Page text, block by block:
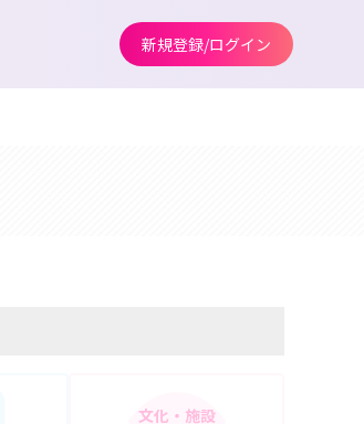
新規登録/ログイン
文化・施設